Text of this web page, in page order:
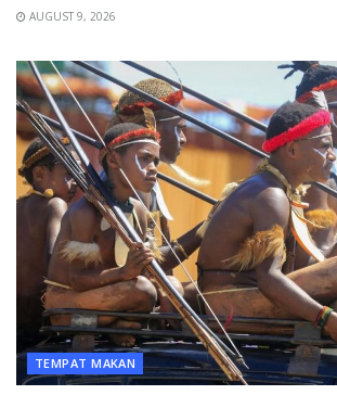
AUGUST 9, 2026
TEMPAT MAKAN